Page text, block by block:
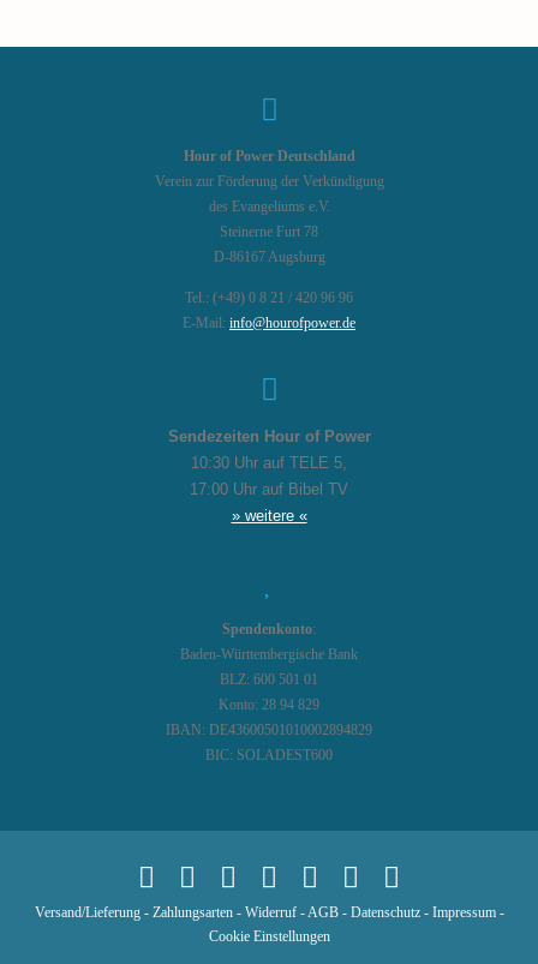
Hour of Power Deutschland
Verein zur Förderung der Verkündigung
des Evangeliums e.V.
Steinerne Furt 78
D-86167 Augsburg
Tel.: (+49) 0 8 21 / 420 96 96
E-Mail: info@hourofpower.de
Sendezeiten Hour of Power
10:30 Uhr auf TELE 5,
17:00 Uhr auf Bibel TV
» weitere «
Spendenkonto:
Baden-Württembergische Bank
BLZ: 600 501 01
Konto: 28 94 829
IBAN: DE43600501010002894829
BIC: SOLADEST600
Versand/Lieferung- Zahlungsarten- Widerruf-AGB- Datenschutz- Impressum-
Cookie Einstellungen